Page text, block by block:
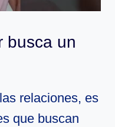
busca un
relaciones, es
que buscan